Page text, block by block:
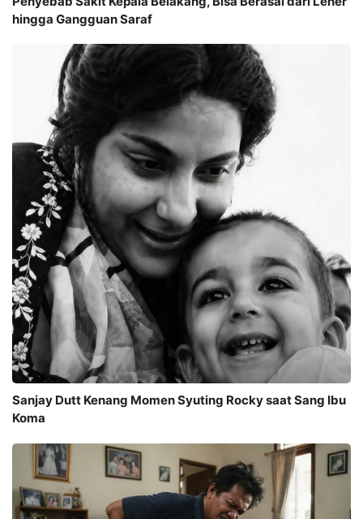
hingga Gangguan Saraf
Sanjay Dutt Kenang Momen Syuting Rocky saat Sang Ibu
Koma